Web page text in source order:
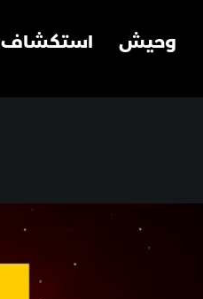
وحيش استكشاف